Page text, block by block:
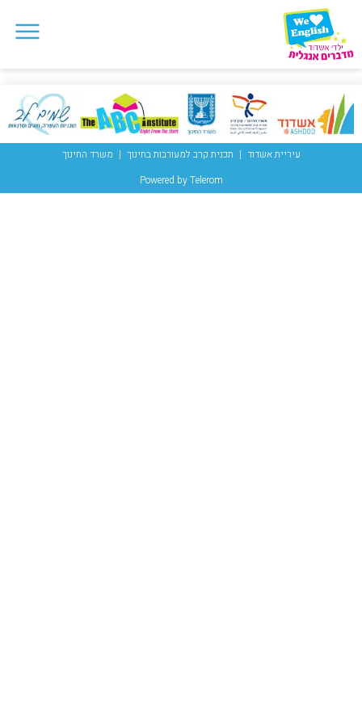
עיריית אשדוד תכנית קרב למעורבות בחינוך
משרד החינוך
Powered by Telerom